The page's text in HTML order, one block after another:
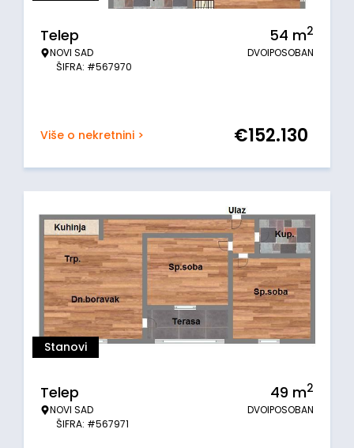
Telep
NOVI SAD
ŠIFRA: #567970
54 m2
DVOIPOSOBAN
Više o nekretnini > €152.130
Stanovi
Telep
NOVI SAD
ŠIFRA: #567971
49 m2
DVOIPOSOBAN